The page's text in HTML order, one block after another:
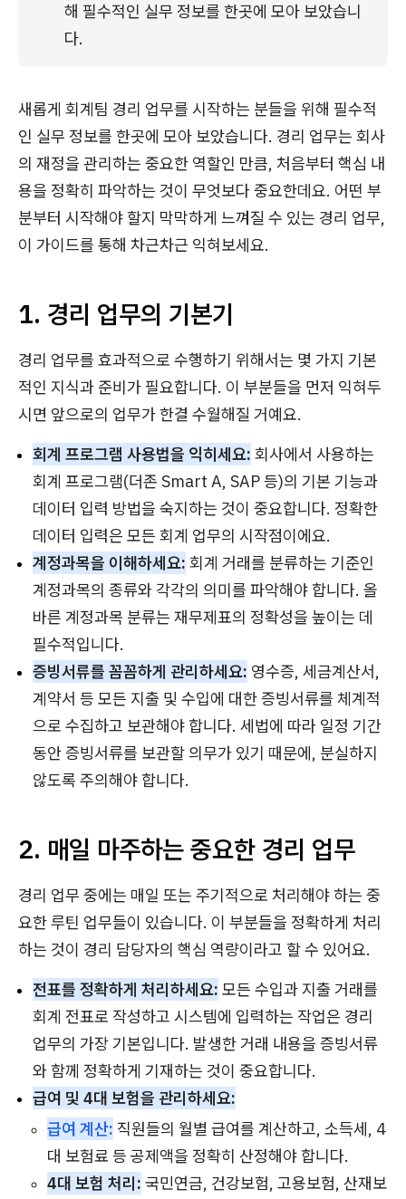
해 필수적인 실무 정보를 한곳에 모아 보았습니
다.
새롭게 회계팀 경리 업무를 시작하는 분들을 위해 필수적
인 실무 정보를 한곳에 모아 보았습니다. 경리 업무는 회사
의 재정을 관리하는 중요한 역할인 만큼, 처음부터 핵심 내
용을 정확히 파악하는 것이 무엇보다 중요한데요. 어떤 부
분부터 시작해야 할지 막막하게 느껴질 수 있는 경리 업무,
이 가이드를 통해 차근차근 익혀보세요.
1. 경리 업무의 기본기
경리 업무를 효과적으로 수행하기 위해서는 몇 가지 기본
적인 지식과 준비가 필요합니다. 이 부분들을 먼저 익혀두
시면 앞으로의 업무가 한결 수월해질 거예요.
회계 프로그램 사용법을 익히세요: 회사에서 사용하는
회계 프로그램(더존 Smart A, SAP 등)의 기본 기능과
데이터 입력 방법을 숙지하는 것이 중요합니다. 정확한
데이터 입력은 모든 회계 업무의 시작점이에요.
계정과목을 이해하세요: 회계 거래를 분류하는 기준인
계정과목의 종류와 각각의 의미를 파악해야 합니다. 올
바른 계정과목 분류는 재무제표의 정확성을 높이는 데
필수적입니다.
증빙서류를 꼼꼼하게 관리하세요: 영수증, 세금계산서,
계약서 등 모든 지출 및 수입에 대한 증빙서류를 체계적
으로 수집하고 보관해야 합니다. 세법에 따라 일정 기간
동안 증빙서류를 보관할 의무가 있기 때문에, 분실하지
않도록 주의해야 합니다.
2. 매일 마주하는 중요한 경리 업무
경리 업무 중에는 매일 또는 주기적으로 처리해야 하는 중
요한 루틴 업무들이 있습니다. 이 부분들을 정확하게 처리
하는 것이 경리 담당자의 핵심 역량이라고 할 수 있어요.
전표를 정확하게 처리하세요: 모든 수입과 지출 거래를
회계 전표로 작성하고 시스템에 입력하는 작업은 경리
업무의 가장 기본입니다. 발생한 거래 내용을 증빙서류
와 함께 정확하게 기재하는 것이 중요합니다.
급여 및 4대 보험을 관리하세요:
급여 계산: 직원들의 월별 급여를 계산하고, 소득세, 4
대 보험료 등 공제액을 정확히 산정해야 합니다.
4대 보험 처리: 국민연금, 건강보험, 고용보험, 산재보